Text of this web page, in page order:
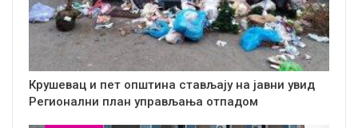
Крушевац и пет општина стављају на јавни увид
Регионални план управљања отпадом